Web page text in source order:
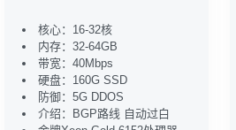
核心：16-32核
内存：32-64GB
带宽：40Mbps
硬盘：160G SSD
防御：5G DDOS
介绍：BGP路线 自动过白